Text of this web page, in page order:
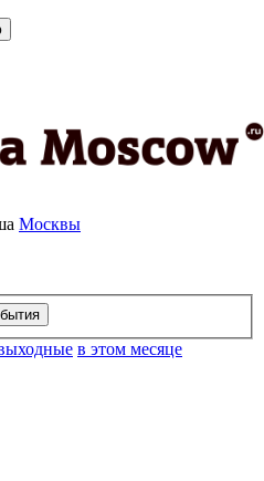
Москвы
в этом месяце